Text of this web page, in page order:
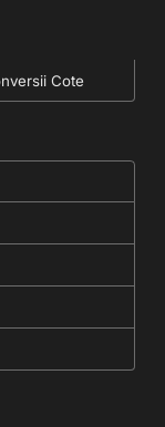
Cote